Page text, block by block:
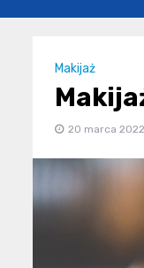
Makijaż
20 marca 2022